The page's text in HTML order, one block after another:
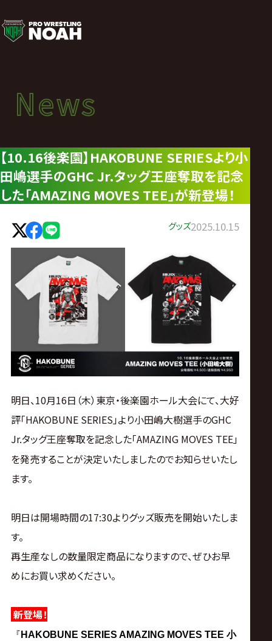
ニ
ュ
ー
ス
|
プ
ロ
レ
ス
ン
グ・
ノ
ア
公
式
サ
イ
ト
News
ニュース
News
【10.16後楽園】HAKOBUNE SERIESより小
田嶋選手のGHC Jr.タッグ王座奪取を記念
した「AMAZING MOVES TEE」が新登場！
グッズ2025.10.15
明日、10月16日（木）東京・後楽園ホール大会にて、大好
評「HAKOBUNE SERIES」より小田嶋大樹選手のGHC
Jr.タッグ王座奪取を記念した「AMAZING MOVES TEE」
を発売することが決定いたしましたのでお知らせいたし
ます。
明日は開場時間の17:30よりグッズ販売を開始いたしま
す。
再生産なしの数量限定商品になりますので、ぜひお早
めにお買い求めください。
新登場！
『 HAKOBUNE SERIES AMAZING MOVES TEE 小